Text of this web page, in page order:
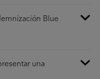
Blue
una